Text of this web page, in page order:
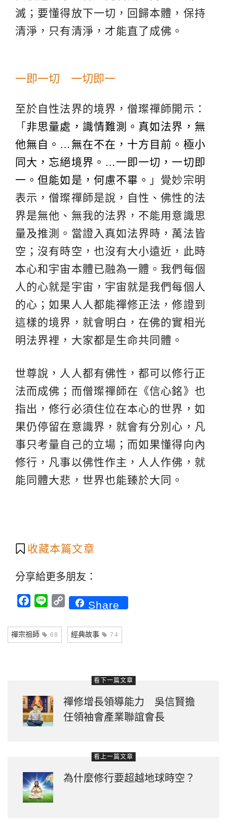
滅；要懂得放下一切，回歸本體，保持
清淨，只有清淨，才能直了成佛。
一即一切 一切即一
至於自性法界的境界，僧璨禪師開示：
「 非思量處，識情難測。真如法界，無
他無自。…無在不在，十方目前。極小
同大，忘絕境界。…一即一切，一切即
一。但能如是，何慮不畢。 」覺妙宗明
表示，僧璨禪師是說，自性、佛性的法
界是無他、無我的法界，不能用意識思
量及推測。當證入真如法界時，萬法皆
空；沒有時空，也沒有大小遠近，此時
本心和宇宙本體已融為一體。我們每個
人的心就是宇宙，宇宙就是我們每個人
的心；如果人人都能禪修正法，修證到
這樣的境界，就會明白，在佛的實相光
明法界裡，大家都是生命共同體。
世尊說，人人都有佛性，都可以修行正
法而成佛；而僧璨禪師在《信心銘》也
指出，修行必須住位在本心的世界，如
果仍停留在意識界，就會有分別心，凡
事只考量自己的立場；而如果懂得向內
修行，凡事以佛性作主，人人作佛，就
能同體大悲，世界也能臻於大同。
收藏本篇文章
分享給更多朋友：
Facebook
Line CopyShare
禪宗祖師 68 經典故事 74
看下一篇文章
禪修增長領導能力 吳信賢擔
任領袖會產業聯誼會長
看上一篇文章
為什麼修行要超越地球時空？